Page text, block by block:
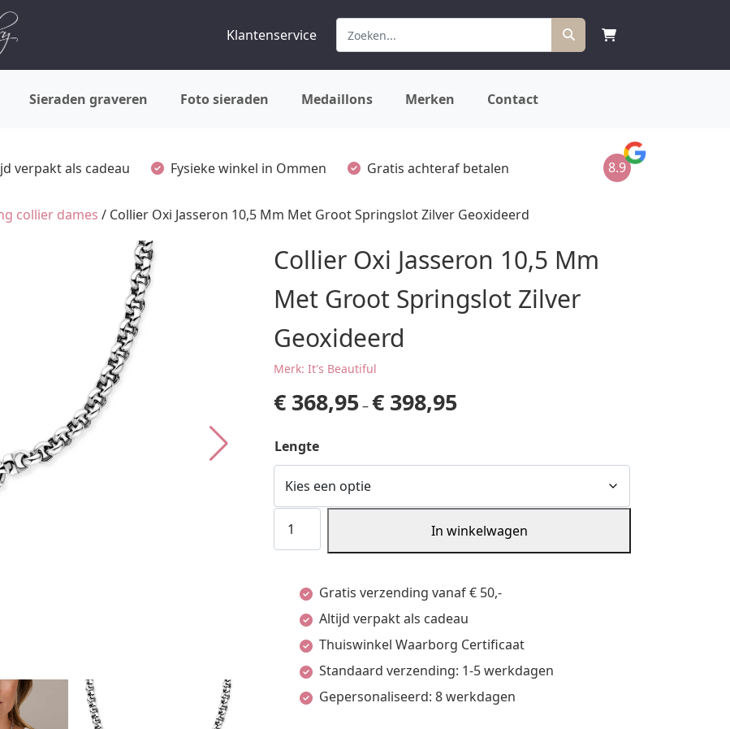
Klantenservice
Sieraden graveren Foto sieraden Medaillons Merken Contact
verpakt als cadeau Fysieke winkel in Ommen Gratis achteraf betalen 8.9
collier dames / Collier Oxi Jasseron 10,5 Mm Met Groot Springslot Zilver Geoxideerd
Collier Oxi Jasseron 10,5 Mm
Met Groot Springslot Zilver
Geoxideerd
Merk: It's Beautiful
€ 368,95–€ 398,95
Lengte
Collier
Oxi
Groot
Springslot
In winkelwagen
Gratis verzending vanaf € 50,-
Altijd verpakt als cadeau
Thuiswinkel Waarborg Certificaat
Standaard verzending: 1-5 werkdagen
Gepersonaliseerd: 8 werkdagen